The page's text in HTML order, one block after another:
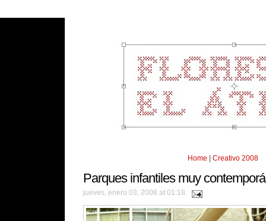
Home | Creativo 2008
Parques infantiles muy
jueves, enero 03, 2008 at 01:18.